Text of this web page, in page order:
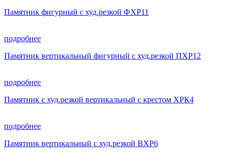
Памятник фигурный с худ.резкой ФХР11
подробнее
Памятник вертикальный фигурный с худ.резкой ПХР12
подробнее
Памятник с худ.резкой вертикальный с крестом ХРК4
подробнее
Памятник вертикальный с худ.резкой ВХР6